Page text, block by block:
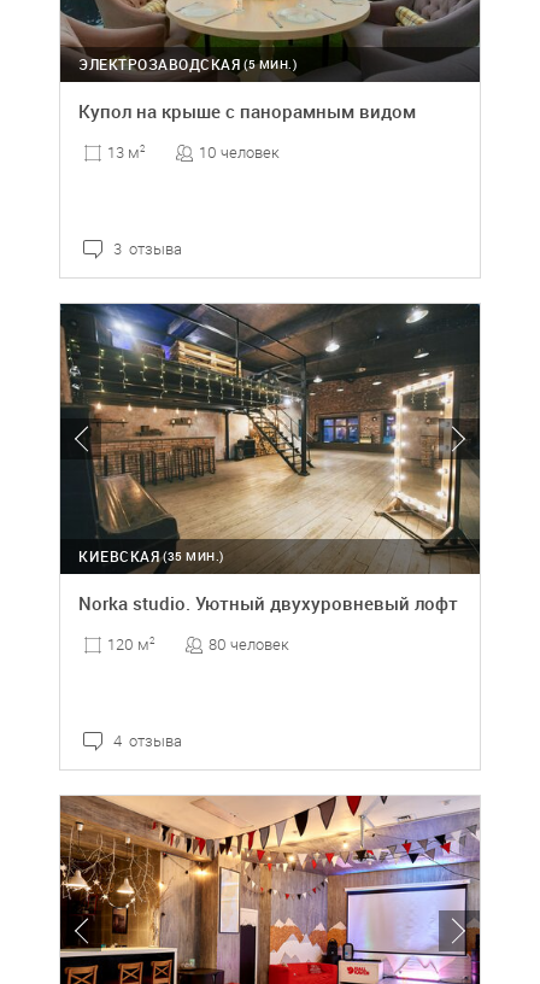
(5 МИН.)
ЭЛЕКТРОЗАВОДСКАЯ
Купол на крыше с панорамным видом
13 м2 10 человек
3 отзыва
(35 МИН.)
КИЕВСКАЯ
Norka studio. Уютный двухуровневый лофт
120 м2 80 человек
4 отзыва